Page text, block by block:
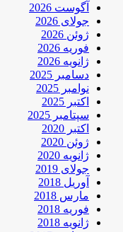
آگوست 2026
جولای 2026
ژوئن 2026
فوریه 2026
ژانویه 2026
دسامبر 2025
نوامبر 2025
اکتبر 2025
سپتامبر 2025
اکتبر 2020
ژوئن 2020
ژانویه 2020
جولای 2019
آوریل 2018
مارس 2018
فوریه 2018
ژانویه 2018